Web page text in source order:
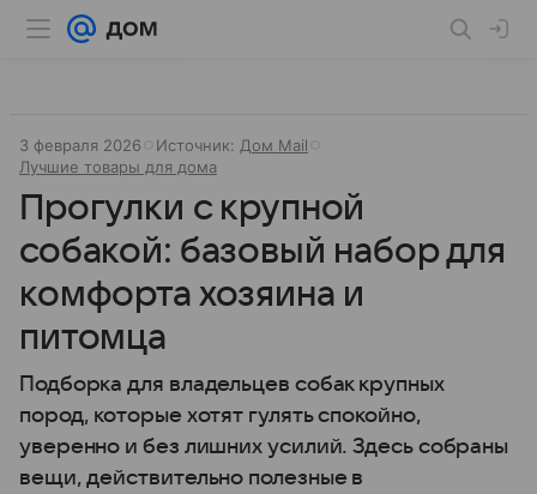
3 февраля 2026 Источник: Дом Mail
Лучшие товары для дома
Прогулки с крупной
собакой: базовый набор для
комфорта хозяина и
питомца
Подборка для владельцев собак крупных
пород, которые хотят гулять спокойно,
уверенно и без лишних усилий. Здесь собраны
вещи, действительно полезные в